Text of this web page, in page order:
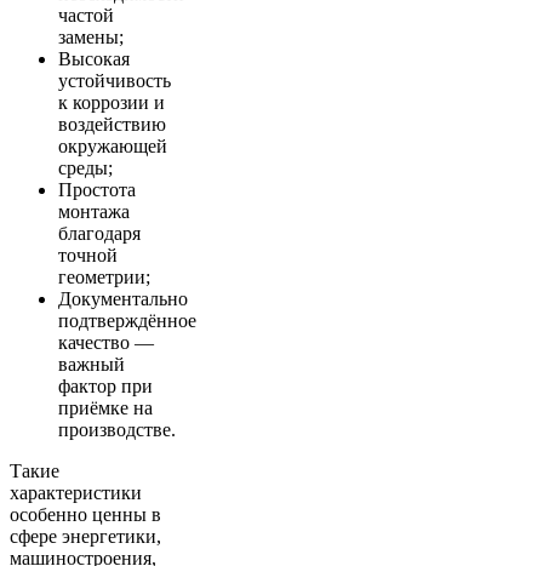
частой
замены;
Высокая
устойчивость
к коррозии и
воздействию
окружающей
среды;
Простота
монтажа
благодаря
точной
геометрии;
Документально
подтверждённое
качество —
важный
фактор при
приёмке на
производстве.
Такие
характеристики
особенно ценны в
сфере энергетики,
машиностроения,